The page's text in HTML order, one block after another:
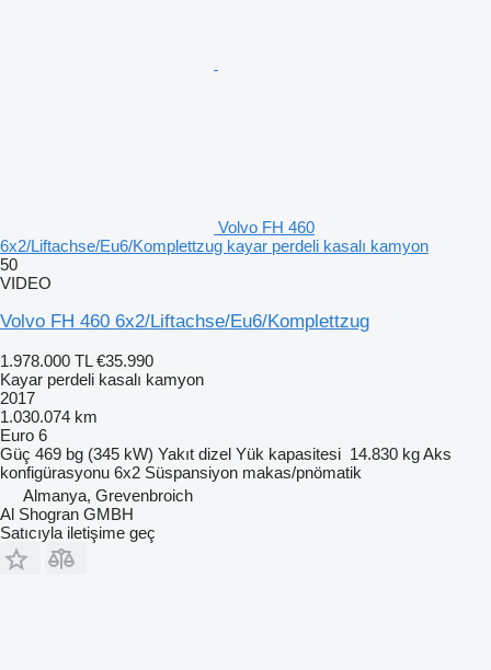
Volvo FH 460
6x2/Liftachse/Eu6/Komplettzug kayar perdeli kasalı kamyon
50
VIDEO
Volvo FH 460 6x2/Liftachse/Eu6/Komplettzug
1.978.000 TL €35.990
Kayar perdeli kasalı kamyon
2017
1.030.074 km
Euro 6
Güç 469 bg (345 kW) Yakıt dizel Yük kapasitesi 14.830 kgAks
konfigürasyonu 6x2 Süspansiyon makas/pnömatik
Almanya, Grevenbroich
Al Shogran GMBH
Satıcıyla iletişime geç